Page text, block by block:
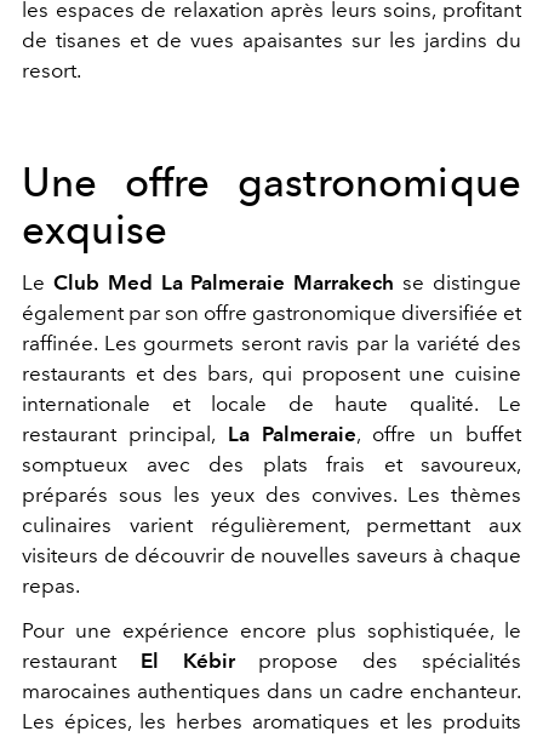
les espaces de relaxation après leurs soins, profitant
de tisanes et de vues apaisantes sur les jardins du
resort.
Une offre gastronomique
exquise
Le Club Med La Palmeraie Marrakech se distingue
également par son offre gastronomique diversifiée et
raffinée. Les gourmets seront ravis par la variété des
restaurants et des bars, qui proposent une cuisine
internationale et locale de haute qualité. Le
restaurant principal, La Palmeraie, offre un buffet
somptueux avec des plats frais et savoureux,
préparés sous les yeux des convives. Les thèmes
culinaires varient régulièrement, permettant aux
visiteurs de découvrir de nouvelles saveurs à chaque
repas.
Pour une expérience encore plus sophistiquée, le
restaurant El Kébirpropose des spécialités
marocaines authentiques dans un cadre enchanteur.
Les épices, les herbes aromatiques et les produits